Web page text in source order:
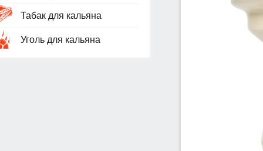
Табак для кальяна
Уголь для кальяна